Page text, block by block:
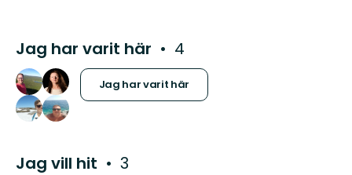
Jag har varit här 4
Jag har varit här
Jag vill hit 3